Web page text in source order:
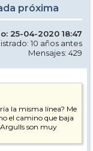
próxima
25-04-2020 18:47
10 años antes
Mensajes: 429
la misma línea? Me
el camino que baja
son muy